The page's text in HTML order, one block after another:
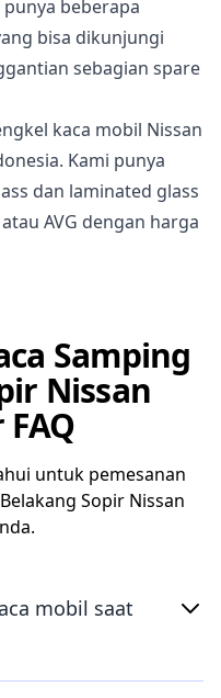
beberapa
bisa dikunjungi
sebagian spare
kaca mobil Nissan
Kami punya
dan laminated glass
AVG dengan harga
Samping
Nissan
untuk pemesanan
Sopir Nissan
mobil saat